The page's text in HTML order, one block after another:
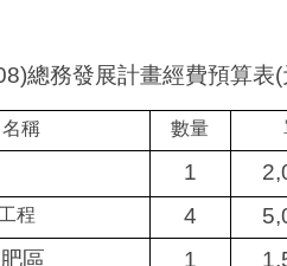
總務發展計畫經費預算表(
稱 數量
1
程 4
區 1